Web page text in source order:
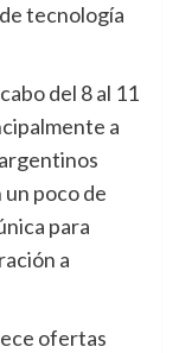
tecnología
del 8 al 11
a
poco de
para
a
ofertas